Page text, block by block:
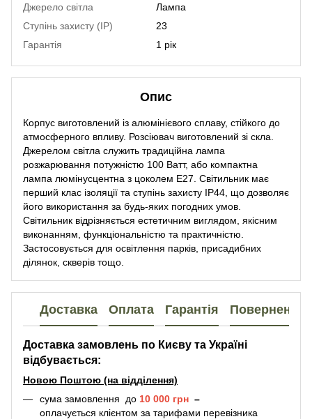
Джерело світла
Лампа
Ступінь захисту (IP)
23
Гарантія
1 рік
Опис
Корпус виготовлений із алюмінієвого сплаву, стійкого до
атмосферного впливу. Розсіювач виготовлений зі скла.
Джерелом світла служить традиційна лампа
розжарювання потужністю 100 Ватт, або компактна
лампа люмінусцентна з цоколем Е27. Світильник має
перший клас ізоляції та ступінь захисту IP44, що дозволяє
його використання за будь-яких погодних умов.
Світильник відрізняється естетичним виглядом, якісним
виконанням, функціональністю та практичністю.
Застосовується для освітлення парків, присадибних
ділянок, скверів тощо.
Доставка Оплата Гарантія Повернення
Доставка замовлень по Києву та Україні
відбувається:
Новою Поштою (на відділення)
сума замовлення до 10 000 грн –
оплачується клієнтом за тарифами перевізника